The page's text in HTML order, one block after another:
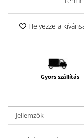
Helyezze a
Gyors szállítás
Jellemzők